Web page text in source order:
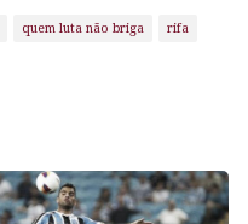
quem luta não briga
rifa